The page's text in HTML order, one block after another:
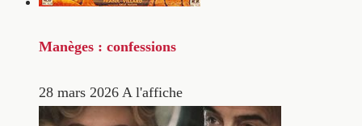
Manèges : confessions
28 mars 2026 A l'affiche